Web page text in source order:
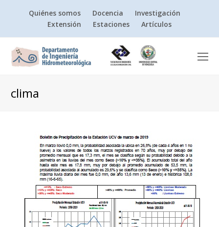
Quiénes somos Docencia
Investigación
Extensión
Estaciones Artículos
clima